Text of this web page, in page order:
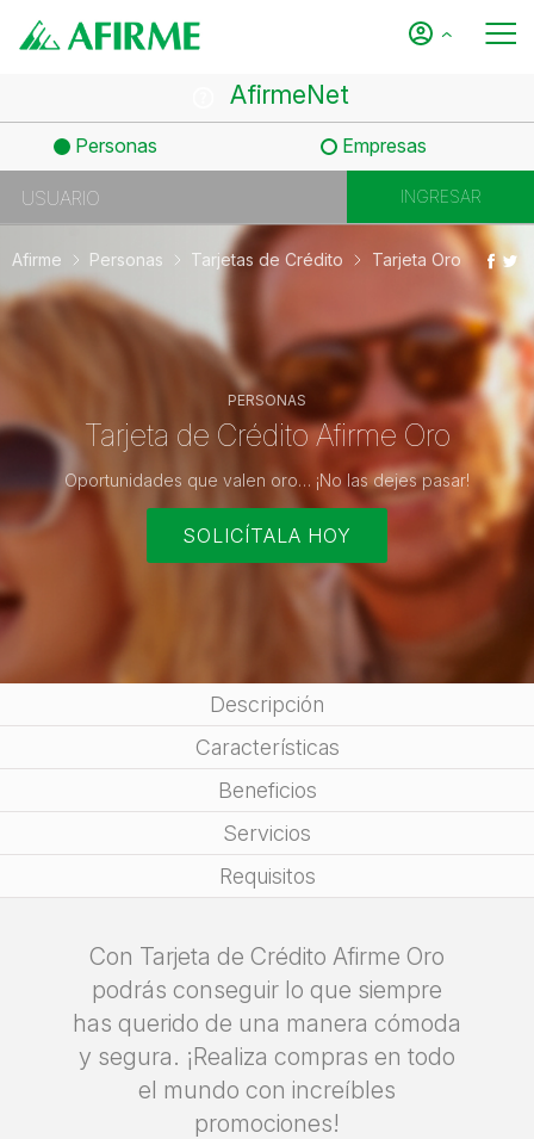
AfirmeNet
Personas Empresas
Afirme Personas Tarjetas de Crédito Tarjeta Oro
PERSONAS
Tarjeta de Crédito Afirme Oro
Oportunidades que valen oro… ¡No las dejes pasar!
SOLICÍTALA HOY
Descripción
Características
Beneficios
Servicios
Requisitos
Con Tarjeta de Crédito Afirme Oro
podrás conseguir lo que siempre
has querido de una manera cómoda
y segura. ¡Realiza compras en todo
el mundo con increíbles
promociones!